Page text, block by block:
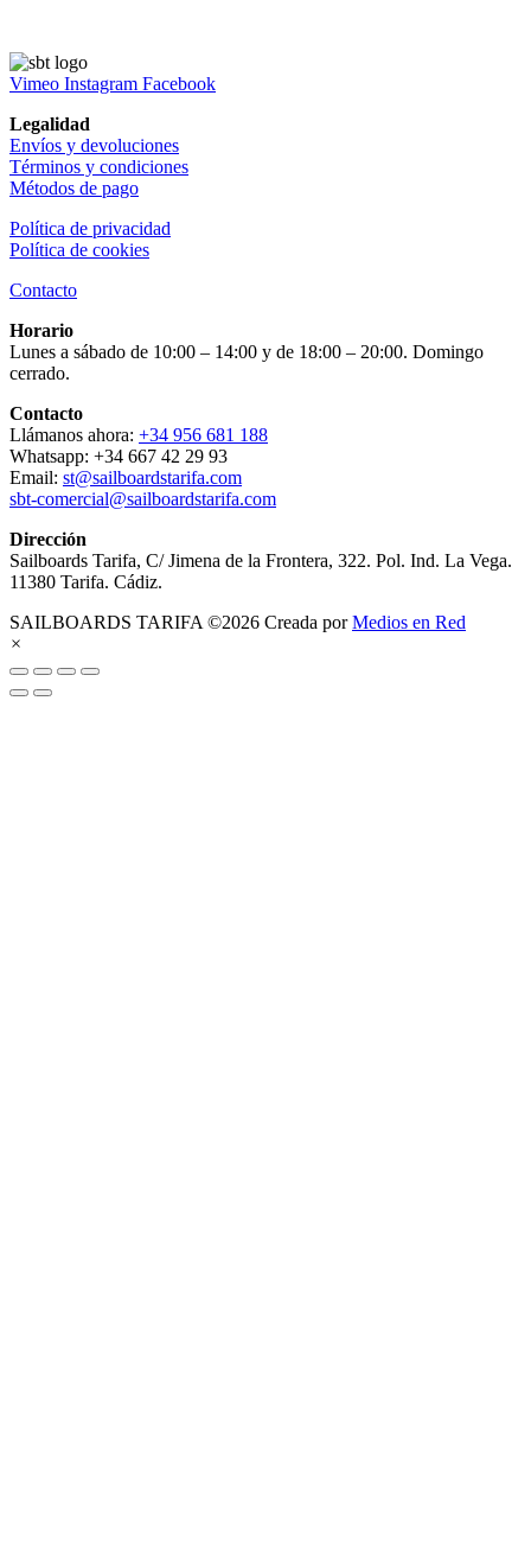
Vimeo Instagram Facebook
Legalidad
Envíos y devoluciones
Términos y condiciones
Métodos de pago
Política de privacidad
Política de cookies
Contacto
Horario
Lunes a sábado de 10:00 – 14:00 y de 18:00 – 20:00. Domingo
cerrado.
Contacto
Llámanos ahora: +34 956 681 188
Whatsapp: +34 667 42 29 93
Email: st@sailboardstarifa.com
sbt-comercial@sailboardstarifa.com
Dirección
Sailboards Tarifa, C/ Jimena de la Frontera, 322. Pol. Ind. La Vega.
11380 Tarifa. Cádiz.
SAILBOARDS TARIFA ©2026 Creada porMedios en Red
×